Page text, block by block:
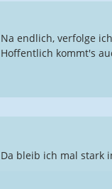
Na endlich, verfolge
Hoffentlich kommt's
Da bleib ich mal stark